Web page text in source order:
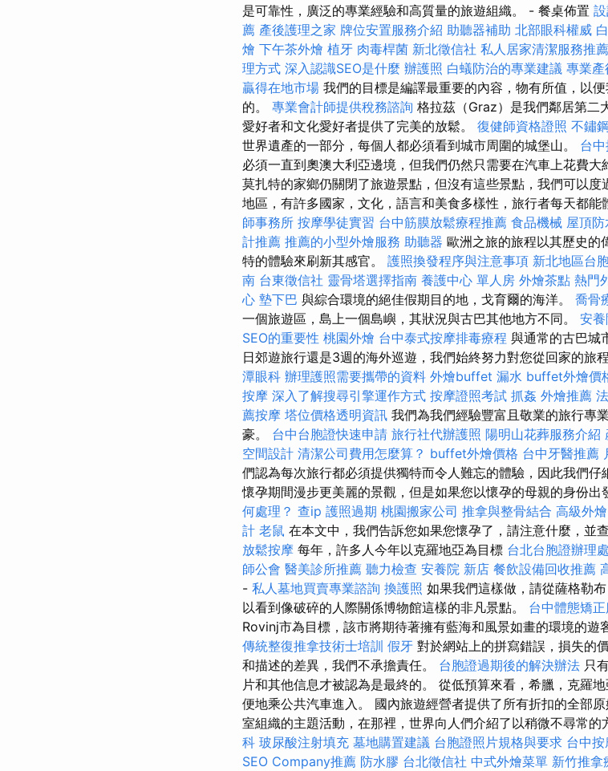
是可靠性，廣泛的專業經驗和高質量的旅遊組織。 - 餐桌佈置
薦 產後護理之家 牌位安置服務介紹 助聽器補助 北部眼科權威
燴 下午茶外燴 植牙 肉毒桿菌 新北徵信社 私人居家清潔服務推薦
理方式 深入認識SEO是什麼 辦護照 白蟻防治的專業建議 專業產
贏得在地市場 我們的目標是編譯最重要的內容，物有所值，以
的。 專業會計師提供稅務諮詢 格拉茲（Graz）是我們鄰居第二
愛好者和文化愛好者提供了完美的放鬆。 復健師資格證照 不鏽
世界遺產的一部分，每個人都必須看到城市周圍的城堡山。 台
必須一直到奧澳大利亞邊境，但我們仍然只需要在汽車上花費大
莫扎特的家鄉仍關閉了旅遊景點，但沒有這些景點，我們可以
地區，有許多國家，文化，語言和美食多樣性，旅行者每天都能
師事務所 按摩學徒實習 台中筋膜放鬆療程推薦 食品機械 屋頂防
計推薦 推薦的小型外燴服務 助聽器 歐洲之旅的旅程以其歷史的
特的體驗來刷新其感官。 護照換發程序與注意事項 新北地區台
南 台東徵信社 靈骨塔選擇指南 養護中心 單人房 外燴茶點 熱門
心 墊下巴 與綜合環境的絕佳假期目的地，戈育爾的海洋。 喬骨
一個旅遊區，島上一個島嶼，其狀況與古巴其他地方不同。 安養
SEO的重要性 桃園外燴 台中泰式按摩排毒療程 與通常的古巴城
日郊遊旅行還是3週的海外巡遊，我們始終努力對您從回家的旅
潭眼科 辦理護照需要攜帶的資料 外燴buffet 漏水 buffet外燴價
按摩 深入了解搜尋引擎運作方式 按摩證照考試 抓姦 外燴推薦
薦按摩 塔位價格透明資訊 我們為我們經驗豐富且敬業的旅行專
豪。 台中台胞證快速申請 旅行社代辦護照 陽明山花葬服務介紹
空間設計 清潔公司費用怎麼算？ buffet外燴價格 台中牙醫推薦
們認為每次旅行都必須提供獨特而令人難忘的體驗，因此我們
懷孕期間漫步更美麗的景觀，但是如果您以懷孕的母親的身份出
何處理？ 查ip 護照過期 桃園搬家公司 推拿與整骨結合 高級外燴
計 老鼠 在本文中，我們告訴您如果您懷孕了，請注意什麼，並
放鬆按摩 每年，許多人今年以克羅地亞為目標 台北台胞證辦理處
師公會 醫美診所推薦 聽力檢查 安養院 新店 餐飲設備回收推薦
- 私人墓地買賣專業諮詢 換護照 如果我們這樣做，請從薩格勒
以看到像破碎的人際關係博物館這樣的非凡景點。 台中體態矯
Rovinj市為目標，該市將期待著擁有藍海和風景如畫的環境的遊
傳統整復推拿技術士培訓 假牙 對於網站上的拼寫錯誤，損失的
和描述的差異，我們不承擔責任。 台胞證過期後的解決辦法 只
片和其他信息才被認為是最終的。 從低預算來看，希臘，克羅
便地乘公共汽車進入。 國內旅遊經營者提供了所有折扣的全部
室組織的主題活動，在那裡，世界向人們介紹了以稍微不尋常的
科 玻尿酸注射填充 墓地購置建議 台胞證照片規格與要求 台中
SEO Company推薦 防水膠 台北徵信社 中式外燴菜單 新竹推拿